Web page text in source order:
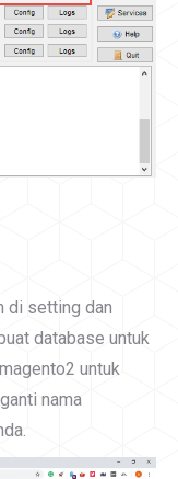
di setting dan
database untuk
untuk
nama